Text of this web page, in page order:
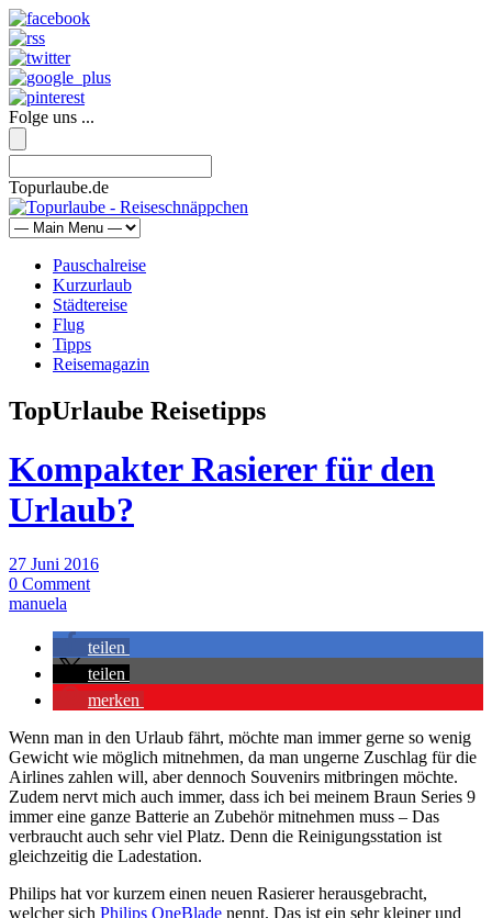
Folge uns ...
Topurlaube.de
Pauschalreise
Kurzurlaub
Städtereise
Flug
Tipps
Reisemagazin
TopUrlaube Reisetipps
Kompakter Rasierer für den
Urlaub?
27 Juni 2016
0 Comment
manuela
teilen
teilen
merken
Wenn man in den Urlaub fährt, möchte man immer gerne so wenig
Gewicht wie möglich mitnehmen, da man ungerne Zuschlag für die
Airlines zahlen will, aber dennoch Souvenirs mitbringen möchte.
Zudem nervt mich auch immer, dass ich bei meinem Braun Series 9
immer eine ganze Batterie an Zubehör mitnehmen muss – Das
verbraucht auch sehr viel Platz. Denn die Reinigungsstation ist
gleichzeitig die Ladestation.
Philips hat vor kurzem einen neuen Rasierer herausgebracht,
welcher sich Philips OneBlade nennt. Das ist ein sehr kleiner und